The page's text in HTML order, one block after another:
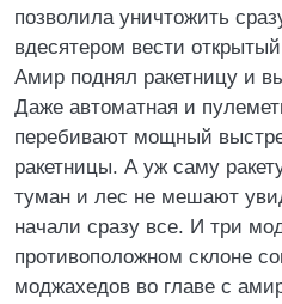
позволила уничтожить
вдесятером вести
Амир поднял ракетницу и
Даже автоматная и
перебивают мощный
ракетницы. А уж саму
туман и лес не мешают
начали сразу все. И три
противоположном склоне
моджахедов во главе с